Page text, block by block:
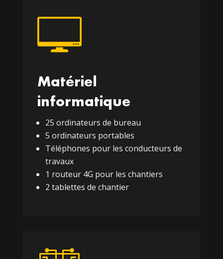
Matériel
informatique
25 ordinateurs de bureau
5 ordinateurs portables
Téléphones pour les conducteurs de
travaux
1 routeur 4G pour les chantiers
2 tablettes de chantier